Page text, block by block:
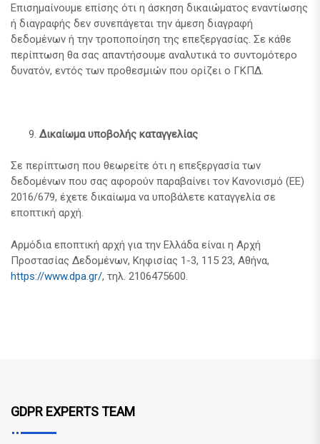
Επισημαίνουμε επίσης ότι η άσκηση δικαιώματος εναντίωσης
ή διαγραφής δεν συνεπάγεται την άμεση διαγραφή
δεδομένων ή την τροποποίηση της επεξεργασίας. Σε κάθε
περίπτωση θα σας απαντήσουμε αναλυτικά το συντομότερο
δυνατόν, εντός των προθεσμιών που ορίζει ο ΓΚΠΔ.
Δικαίωμα υποβολής καταγγελίας
Σε περίπτωση που θεωρείτε ότι η επεξεργασία των
δεδομένων που σας αφορούν παραβαίνει τον Κανονισμό (ΕΕ)
2016/679, έχετε δικαίωμα να υποβάλετε καταγγελία σε
εποπτική αρχή.
Αρμόδια εποπτική αρχή για την Ελλάδα είναι η Αρχή
Προστασίας Δεδομένων, Κηφισίας 1-3, 115 23, Αθήνα,
https://www.dpa.gr/, τηλ. 2106475600.
GDPR EXPERTS TEAM